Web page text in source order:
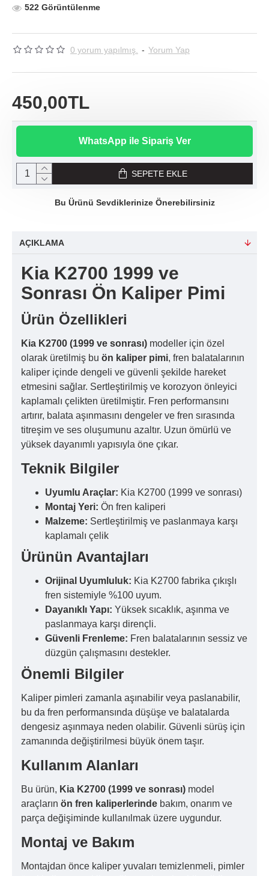
522 Görüntülenme
0 yorum yapılmış. - Yorum Yap
450,00TL
WhatsApp ile Sipariş Ver
SEPETE EKLE
Bu Ürünü Sevdiklerinize Önerebilirsiniz
AÇIKLAMA
Kia K2700 1999 ve
Sonrası Ön Kaliper Pimi
Ürün Özellikleri
Kia K2700 (1999 ve sonrası) modeller için özel
olarak üretilmiş bu ön kaliper pimi, fren balatalarının
kaliper içinde dengeli ve güvenli şekilde hareket
etmesini sağlar. Sertleştirilmiş ve korozyon önleyici
kaplamalı çelikten üretilmiştir. Fren performansını
artırır, balata aşınmasını dengeler ve fren sırasında
titreşim ve ses oluşumunu azaltır. Uzun ömürlü ve
yüksek dayanımlı yapısıyla öne çıkar.
Teknik Bilgiler
Uyumlu Araçlar: Kia K2700 (1999 ve sonrası)
Montaj Yeri: Ön fren kaliperi
Malzeme: Sertleştirilmiş ve paslanmaya karşı
kaplamalı çelik
Ürünün Avantajları
Orijinal Uyumluluk: Kia K2700 fabrika çıkışlı
fren sistemiyle %100 uyum.
Dayanıklı Yapı: Yüksek sıcaklık, aşınma ve
paslanmaya karşı dirençli.
Güvenli Frenleme: Fren balatalarının sessiz ve
düzgün çalışmasını destekler.
Önemli Bilgiler
Kaliper pimleri zamanla aşınabilir veya paslanabilir,
bu da fren performansında düşüşe ve balatalarda
dengesiz aşınmaya neden olabilir. Güvenli sürüş için
zamanında değiştirilmesi büyük önem taşır.
Kullanım Alanları
Bu ürün, Kia K2700 (1999 ve sonrası) model
araçların ön fren kaliperlerinde bakım, onarım ve
parça değişiminde kullanılmak üzere uygundur.
Montaj ve Bakım
Montajdan önce kaliper yuvaları temizlenmeli, pimler